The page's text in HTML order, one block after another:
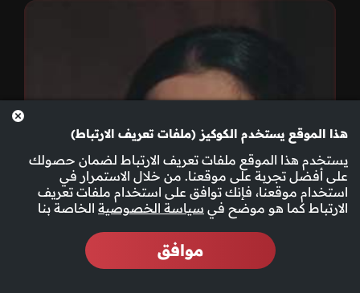
هذا الموقع يستخدم الكوكيز (ملفات تعريف الارتباط)
يستخدم هذا الموقع ملفات تعريف الارتباط لضمان حصولك
على أفضل تجربة على موقعنا. من خلال الاستمرار في
استخدام موقعنا، فإنك توافق على استخدام ملفات تعريف
الارتباط كما هو موضح في سياسة الخصوصية الخاصة بنا
موافق